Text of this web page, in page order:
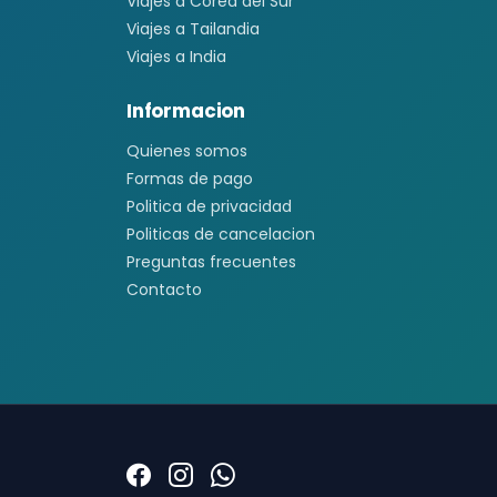
Viajes a Tailandia
Viajes a India
Informacion
Quienes somos
Formas de pago
Politica de privacidad
Politicas de cancelacion
Preguntas frecuentes
Contacto